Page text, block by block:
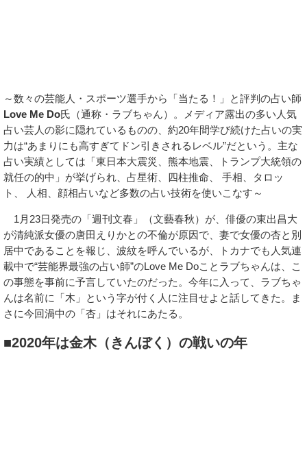
～数々の芸能人・スポーツ選手から「当たる！」と評判の占い師
Love Me Do氏（通称・ラブちゃん）。メディア露出の多い人気
占い芸人の影に隠れているものの、約20年間学び続けた占いの実
力は“あまりにも高すぎてドン引きされるレベル”だという。主な
占い実績としては「東日本大震災、熊本地震、トランプ大統領の
就任の的中」が挙げられ、占星術、四柱推命、 手相、タロッ
ト、 人相、顔相占いなど多数の占い技術を使いこなす～
1月23日発売の「週刊文春」（文藝春秋）が、俳優の東出昌大
が清純派女優の唐田えりかとの不倫が原因で、妻で女優の杏と別
居中であることを報じ、波紋を呼んでいるが、トカナでも人気連
載中で“芸能界最強の占い師”のLove Me Doことラブちゃんは、こ
の事態を事前に予言していたのだった。今年に入って、ラブちゃ
んは名前に「木」という字が付く人に注目せよと話してきた。ま
さに今回渦中の「杏」はそれにあたる。
■2020年は金木（きんぼく）の戦いの年